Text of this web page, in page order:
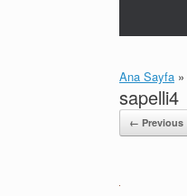
Ana Sayfa »
sapelli4
← Previous